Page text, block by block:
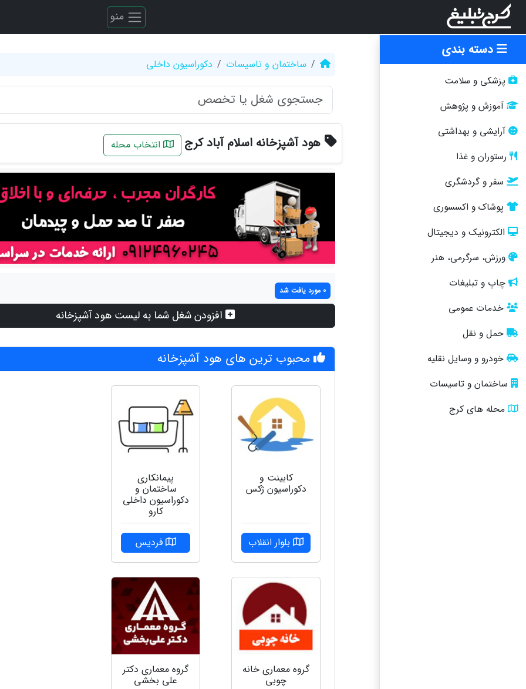
منو
دسته بندی
پزشکی و سلامت
آموزش و پژوهش
آرایشی و بهداشتی
رستوران و غذا
سفر و گردشگری
پوشاک و اکسسوری
الکترونیک و دیجیتال
ورزش، سرگرمی، هنر
چاپ و تبلیغات
خدمات عمومی
حمل و نقل
خودرو و وسایل نقلیه
ساختمان و تاسیسات
محله های کرج
ساختمان و تاسیسات دکوراسیون داخلی
هود آشپزخانه اسلام آباد کرج انتخاب محله
0 مورد یافت شد
افزودن شغل شما به لیست هود آشپزخانه
محبوب ترین های هود آشپزخانه
کابینت و
دکوراسیون ژکس
بلوار انقلاب
پیمانکاری
ساختمان و
دکوراسیون داخلی
کارو
فردیس
گروه‌ معماری خانه
چوبی
گروه معماری دکتر
علی بخشی